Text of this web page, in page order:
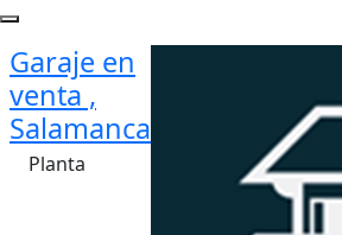
Garaje en
venta ,
Salamanca
Planta